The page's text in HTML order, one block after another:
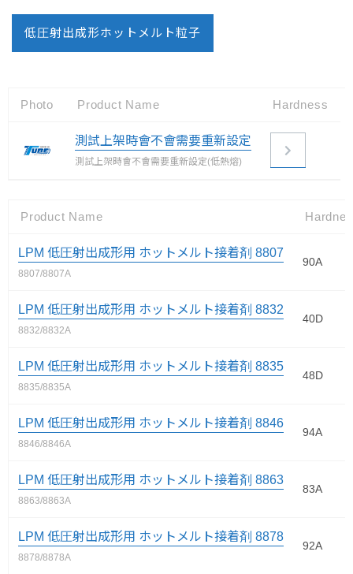
低圧射出成形ホットメルト粒子
Photo Product Name Hardness
測試上架時會不會需要重新設定
測試上架時會不會需要重新設定(低熱熔)
Product Name
LPM 低圧射出成形用 ホットメルト接着剤 8807
8807/8807A
90A
LPM 低圧射出成形用 ホットメルト接着剤 8832
8832/8832A
40D
LPM 低圧射出成形用 ホットメルト接着剤 8835
8835/8835A
48D
LPM 低圧射出成形用 ホットメルト接着剤 8846
8846/8846A
94A
LPM 低圧射出成形用 ホットメルト接着剤 8863
8863/8863A
83A
LPM 低圧射出成形用 ホットメルト接着剤 8878
8878/8878A
92A